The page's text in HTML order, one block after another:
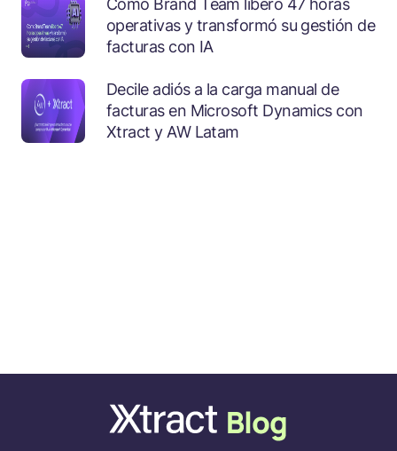
Cómo Brand Team liberó 47 horas
operativas y transformó su gestión de
facturas con IA
Decile adiós a la carga manual de
facturas en Microsoft Dynamics con
Xtract y AW Latam